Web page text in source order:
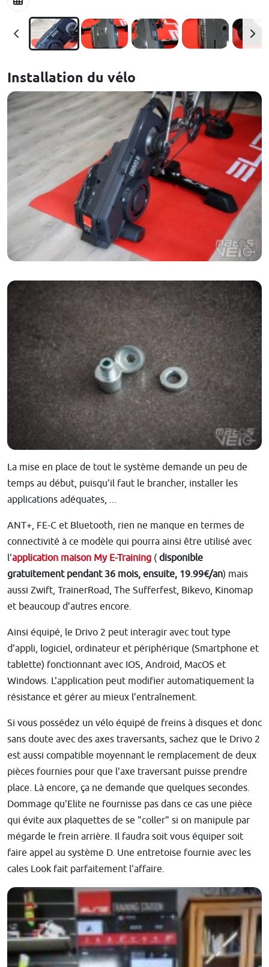
Installation du vélo
La mise en place de tout le système demande un peu de
temps au début, puisqu'il faut le brancher, installer les
applications adéquates, ...
ANT+, FE-C et Bluetooth, rien ne manque en termes de
connectivité à ce modèle qui pourra ainsi être utilisé avec
l'application maison My E-Training ( disponible
gratuitement pendant 36 mois, ensuite, 19.99€/an) mais
aussi Zwift, TrainerRoad, The Sufferfest, Bikevo, Kinomap
et beaucoup d’autres encore.
Ainsi équipé, le Drivo 2 peut interagir avec tout type
d’appli, logiciel, ordinateur et périphérique (Smartphone et
tablette) fonctionnant avec IOS, Android, MacOS et
Windows. L'application peut modifier automatiquement la
résistance et gérer au mieux l’entraînement.
Si vous possédez un vélo équipé de freins à disques et donc
sans doute avec des axes traversants, sachez que le Drivo 2
est aussi compatible moyennant le remplacement de deux
pièces fournies pour que l'axe traversant puisse prendre
place. Là encore, ça ne demande que quelques secondes.
Dommage qu'Elite ne fournisse pas dans ce cas une pièce
qui évite aux plaquettes de se "coller" si on manipule par
mégarde le frein arrière. Il faudra soit vous équiper soit
faire appel au système D. Une entretoise fournie avec les
cales Look fait parfaitement l'affaire.